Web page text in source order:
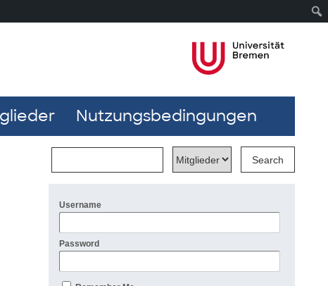
Nutzungsbedingungen
Username
Password